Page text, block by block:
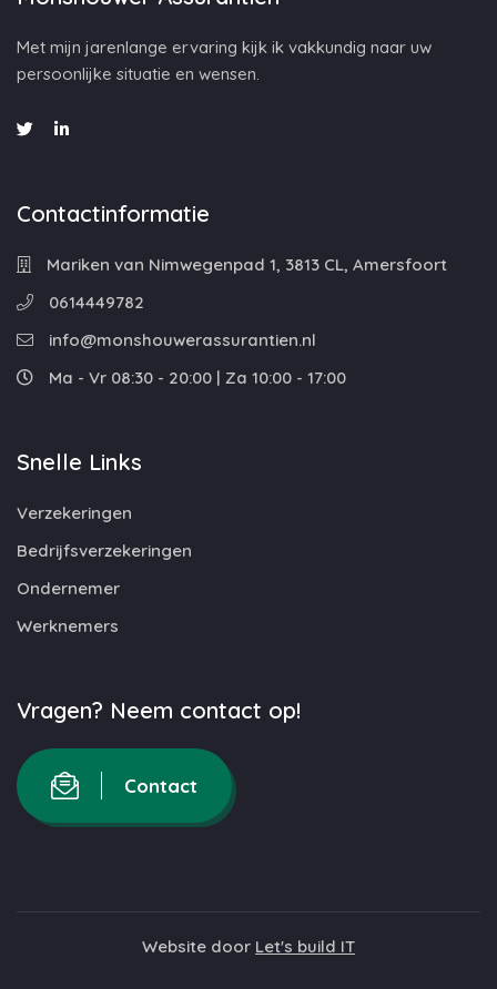
Met mijn jarenlange ervaring kijk ik vakkundig naar uw
persoonlijke situatie en wensen.
Contactinformatie
Mariken van Nimwegenpad 1, 3813 CL, Amersfoort
0614449782
info@monshouwerassurantien.nl
Ma - Vr 08:30 - 20:00 | Za 10:00 - 17:00
Snelle Links
Verzekeringen
Bedrijfsverzekeringen
Ondernemer
Werknemers
Vragen? Neem contact op!
Contact
Website door Let's build IT